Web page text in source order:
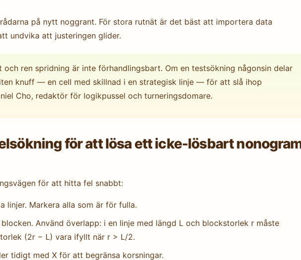
på nytt noggrant. För stora rutnät är det bäst att importera data
undvika att justeringen glider.
och ren spridning är inte förhandlingsbart. Om en testsökning någonsin delar
knuff — en cell med skillnad i en strategisk linje — för att slå ihop
Cho, redaktör för logikpussel och turneringsdomare.
för att lösa ett icke-lösbart
för att hitta fel snabbt:
linjer. Markera alla som är för fulla.
Använd överlapp: i en linje med längd L och blockstorlek r måste
(2r − L) vara ifyllt när r > L/2.
tidigt med X för att begränsa korsningar.